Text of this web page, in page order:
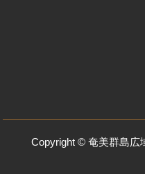
Copyright © 奄美群島広